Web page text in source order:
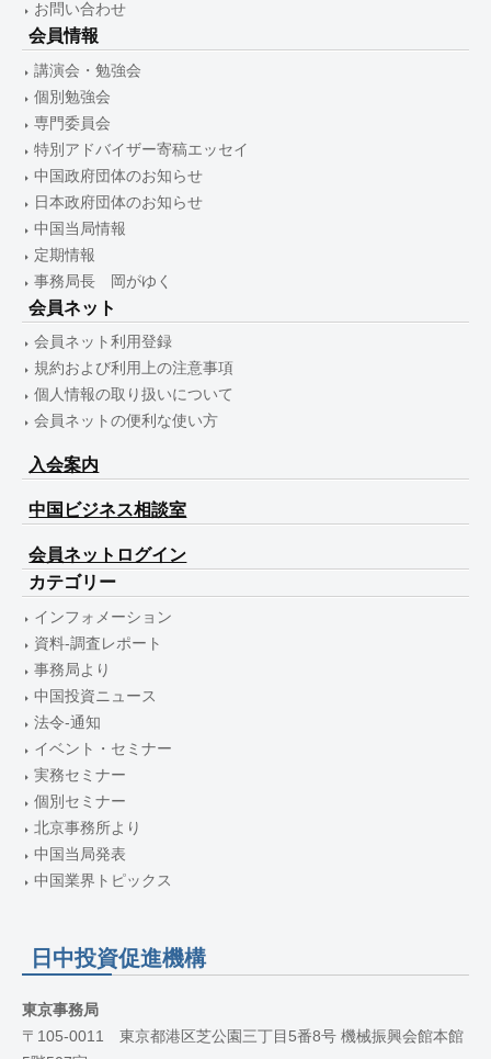
お問い合わせ
会員情報
講演会・勉強会
個別勉強会
専門委員会
特別アドバイザー寄稿エッセイ
中国政府団体のお知らせ
日本政府団体のお知らせ
中国当局情報
定期情報
事務局長 岡がゆく
会員ネット
会員ネット利用登録
規約および利用上の注意事項
個人情報の取り扱いについて
会員ネットの便利な使い方
入会案内
中国ビジネス相談室
会員ネットログイン
カテゴリー
インフォメーション
資料-調査レポート
事務局より
中国投資ニュース
法令-通知
イベント・セミナー
実務セミナー
個別セミナー
北京事務所より
中国当局発表
中国業界トピックス
日中投資促進機構
東京事務局
〒105-0011 東京都港区芝公園三丁目5番8号 機械振興会館本館